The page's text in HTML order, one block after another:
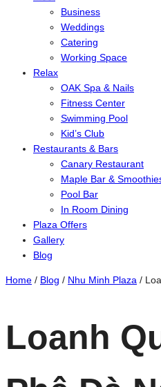
Business
Weddings
Catering
Working Space
Relax
OAK Spa & Nails
Fitness Center
Swimming Pool
Kid’s Club
Restaurants & Bars
Canary Restaurant
Maple Bar &
Pool Bar
In Room Dining
Plaza Offers
Gallery
Blog
Home / Blog / Nhu Minh Plaza /
Loanh